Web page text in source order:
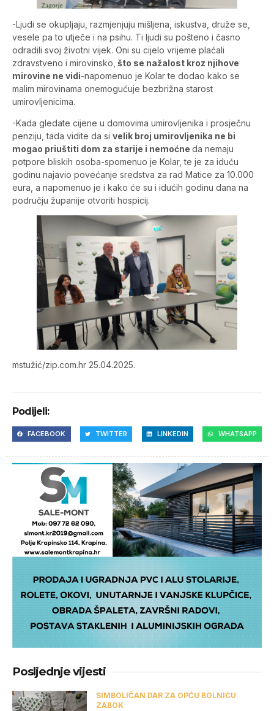
-Ljudi se okupljaju, razmjenjuju mišljena, iskustva, druže se,
vesele pa to utječe i na psihu. Ti ljudi su pošteno i časno
odradili svoj životni vijek. Oni su cijelo vrijeme plaćali
zdravstveno i mirovinsko, što se nažalost kroz njihove
mirovine ne vidi-napomenuo je Kolar te dodao kako se
malim mirovinama onemogućuje bezbrižna starost
umirovljenicima.
-Kada gledate cijene u domovima umirovljenika i prosječnu
penziju, tada vidite da si velik broj umirovljenika ne bi
mogao priuštiti dom za starije i nemoćne da nemaju
potpore bliskih osoba-spomenuo je Kolar, te je za iduću
godinu najavio povećanje sredstva za rad Matice za 10.000
eura, a napomenuo je i kako će su i idućih godinu dana na
području županije otvoriti hospicij.
mstužić/zip.com.hr 25.04.2025.
Podijeli:
FACEBOOK TWITTER LINKEDIN WHATSAPP
Posljednje vijesti
SIMBOLIČAN DAR ZA OPĆU BOLNICU
ZABOK